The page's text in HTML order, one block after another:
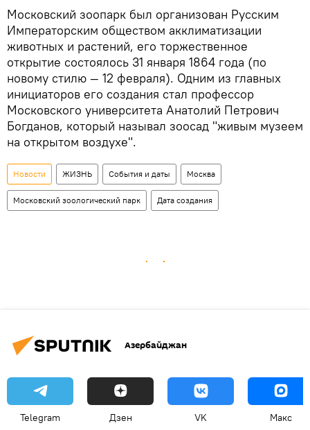
Московский зоопарк был организован Русским
Императорским обществом акклиматизации
животных и растений, его торжественное
открытие состоялось 31 января 1864 года (по
новому стилю — 12 февраля). Одним из главных
инициаторов его создания стал профессор
Московского университета Анатолий Петрович
Богданов, который называл зоосад "живым музеем
на открытом воздухе".
Новости ЖИЗНЬ События и даты Москва
Московский зоологический парк Дата создания
Азербайджан
Telegram Дзен VK Макс